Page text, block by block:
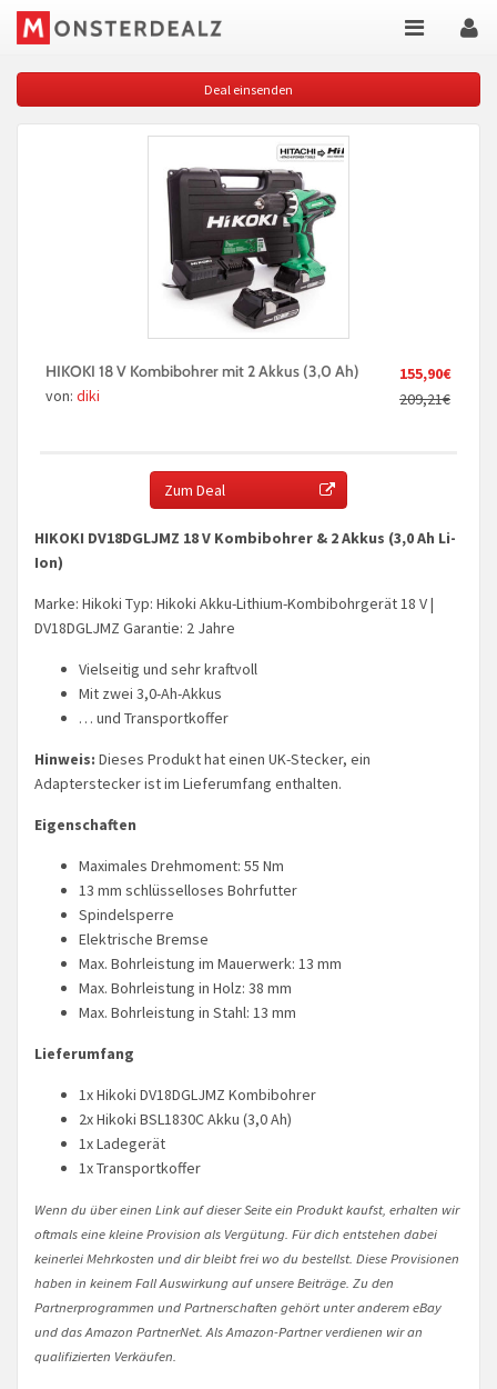
Deal einsenden
155,90€
209,21€
HIKOKI 18 V Kombibohrer mit 2 Akkus (3,0 Ah)
von: diki
Zum Deal
HIKOKI DV18DGLJMZ 18 V Kombibohrer & 2 Akkus (3,0 Ah Li-
Ion)
Marke: Hikoki Typ: Hikoki Akku-Lithium-Kombibohrgerät 18 V |
DV18DGLJMZ Garantie: 2 Jahre
Vielseitig und sehr kraftvoll
Mit zwei 3,0-Ah-Akkus
… und Transportkoffer
Hinweis: Dieses Produkt hat einen UK-Stecker, ein
Adapterstecker ist im Lieferumfang enthalten.
Eigenschaften
Maximales Drehmoment: 55 Nm
13 mm schlüsselloses Bohrfutter
Spindelsperre
Elektrische Bremse
Max. Bohrleistung im Mauerwerk: 13 mm
Max. Bohrleistung in Holz: 38 mm
Max. Bohrleistung in Stahl: 13 mm
Lieferumfang
1x Hikoki DV18DGLJMZ Kombibohrer
2x Hikoki BSL1830C Akku (3,0 Ah)
1x Ladegerät
1x Transportkoffer
Wenn du über einen Link auf dieser Seite ein Produkt kaufst, erhalten wir
oftmals eine kleine Provision als Vergütung. Für dich entstehen dabei
keinerlei Mehrkosten und dir bleibt frei wo du bestellst. Diese Provisionen
haben in keinem Fall Auswirkung auf unsere Beiträge. Zu den
Partnerprogrammen und Partnerschaften gehört unter anderem eBay
und das Amazon PartnerNet. Als Amazon-Partner verdienen wir an
qualifizierten Verkäufen.